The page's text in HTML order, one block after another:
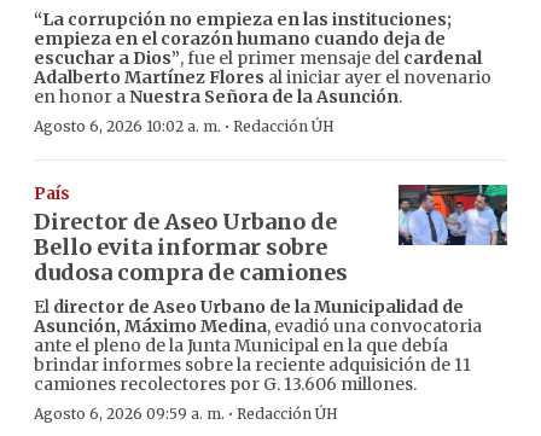
“La corrupción no empieza en las instituciones;
empieza en el corazón humano cuando deja de
escuchar a Dios”, fue el primer mensaje del cardenal
Adalberto Martínez Flores al iniciar ayer el novenario
en honor a Nuestra Señora de la Asunción.
Agosto 6, 2026 10:02 a. m. · Redacción ÚH
País
Director de Aseo Urbano de
Bello evita informar sobre
dudosa compra de camiones
El director de Aseo Urbano de la Municipalidad de
Asunción, Máximo Medina, evadió una convocatoria
ante el pleno de la Junta Municipal en la que debía
brindar informes sobre la reciente adquisición de 11
camiones recolectores por G. 13.606 millones.
Agosto 6, 2026 09:59 a. m. · Redacción ÚH